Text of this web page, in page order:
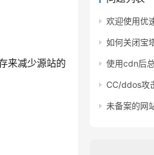
来减少源站的
欢迎使用优
如何关闭宝
使用cdn后
CC/ddos攻
未备案的网